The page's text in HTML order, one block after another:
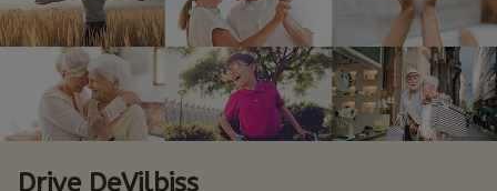
Drive DeVilbiss